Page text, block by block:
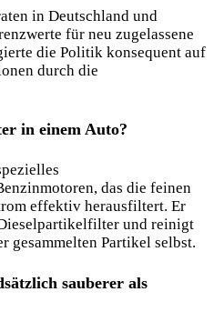
in Deutschland und
für neu zugelassene
die Politik konsequent auf
durch die
in einem Auto?
das die feinen
effektiv herausfiltert. Er
und reinigt
gesammelten Partikel selbst.
sauberer als